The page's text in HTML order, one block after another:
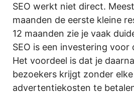
SEO werkt niet direct.
maanden de eerste kleine
12 maanden zie je vaak
SEO is een investering voor
Het voordeel is dat je
bezoekers krijgt zonder
advertentiekosten te